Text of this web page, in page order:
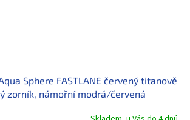
Sphere FASTLANE červený titanově
zorník, námořní modrá/červená